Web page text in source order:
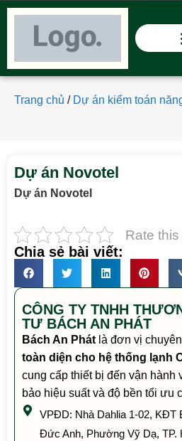
Trang chủ / Dự án kiểm toán
Dự án Novotel
Dự án Novotel
Rate
Chia sẻ bài viết:
CÔNG TY TNHH
TƯ BÁCH AN PHÁT
Bách An Phát là đơn vị
toàn diện cho hệ thống lạnh
cung cấp thiết bị đến vận hành
bảo hiệu suất và độ bền tối ưu
VPĐD: Nhà Dahlia 1-02, KĐT
Đức Anh, Phường Vỹ Dạ, TP.